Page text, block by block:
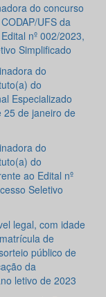
do concurso
UFS da
nº 002/2023,
Simplificado
do
do
Especializado
25 de janeiro de
do
do
ao Edital nº
Seletivo
legal, com idade
de
público de
da
letivo de 2023